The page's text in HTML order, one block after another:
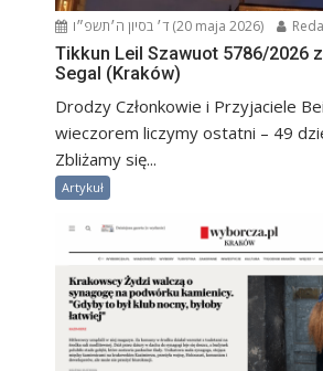
ד׳ בסיון ה׳תשפ״ו (20 maja 2026)
Tikkun Leil Szawuot 5786/2026
Segal (Kraków)
Drodzy Członkowie i Przyjaciele
wieczorem liczymy ostatni – 49
Zbliżamy się...
Artykuł